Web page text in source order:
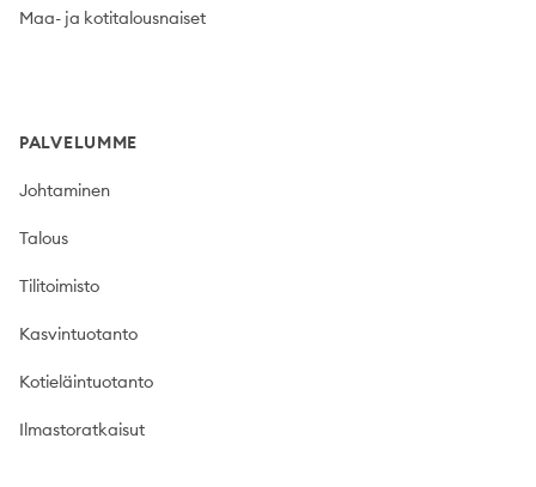
Maa- ja kotitalousnaiset
PALVELUMME
Johtaminen
Talous
Tilitoimisto
Kasvintuotanto
Kotieläintuotanto
Ilmastoratkaisut